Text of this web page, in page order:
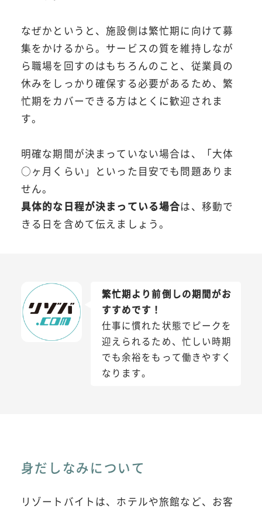
なぜかというと、施設側は繁忙期に向けて募
集をかけるから。サービスの質を維持しなが
ら職場を回すのはもちろんのこと、従業員の
休みをしっかり確保する必要があるため、繁
忙期をカバーできる方はとくに歓迎されま
す。
明確な期間が決まっていない場合は、「大体
○ヶ月くらい」といった目安でも問題ありま
せん。
具体的な日程が決まっている場合は、移動で
きる日を含めて伝えましょう。
繁忙期より前倒しの期間がお
すすめです！
仕事に慣れた状態でピークを
迎えられるため、忙しい時期
でも余裕をもって働きやすく
なります。
身だしなみについて
リゾートバイトは、ホテルや旅館など、お客